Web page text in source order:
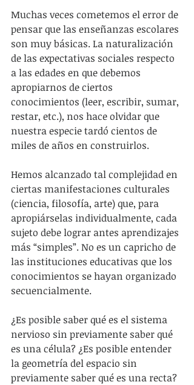
Muchas veces cometemos el error de
pensar que las enseñanzas escolares
son muy básicas. La naturalización
de las expectativas sociales respecto
a las edades en que debemos
apropiarnos de ciertos
conocimientos (leer, escribir, sumar,
restar, etc.), nos hace olvidar que
nuestra especie tardó cientos de
miles de años en construirlos.
Hemos alcanzado tal complejidad en
ciertas manifestaciones culturales
(ciencia, filosofía, arte) que, para
apropiárselas individualmente, cada
sujeto debe lograr antes aprendizajes
más “simples”. No es un capricho de
las instituciones educativas que los
conocimientos se hayan organizado
secuencialmente.
¿Es posible saber qué es el sistema
nervioso sin previamente saber qué
es una célula? ¿Es posible entender
la geometría del espacio sin
previamente saber qué es una recta?